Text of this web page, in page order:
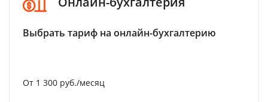
Выбрать тариф на онлайн-бухгалтерию
От 1 300 руб./месяц